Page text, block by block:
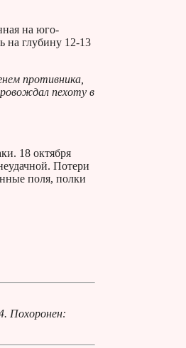
на юго-
на глубину 12-13
противника,
пехоту в
18 октября
Потери
поля, полки
Похоронен: